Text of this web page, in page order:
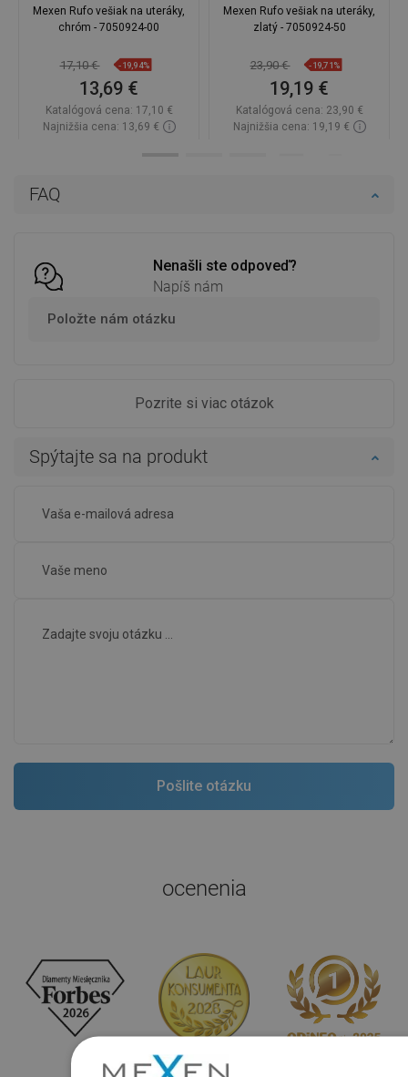
FAQ
Nenašli ste odpoveď?
Napíš nám
Položte nám otázku
Pozrite si viac otázok
Spýtajte sa na produkt
Mexen Rufo vešiak na uteráky,
chróm - 7050924-00
17,10 € -19,94%
13,69 €
Katalógová cena: 17,10 €
Najnižšia cena: 13,69 €
Mexen Rufo vešiak na uteráky,
zlatý - 7050924-50
23,90 € -19,71%
19,19 €
Katalógová cena: 23,90 €
Najnižšia cena: 19,19 €
ocenenia